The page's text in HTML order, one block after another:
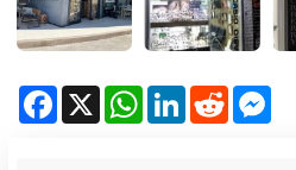
Facebook
X WhatsAppLinkedInReddit